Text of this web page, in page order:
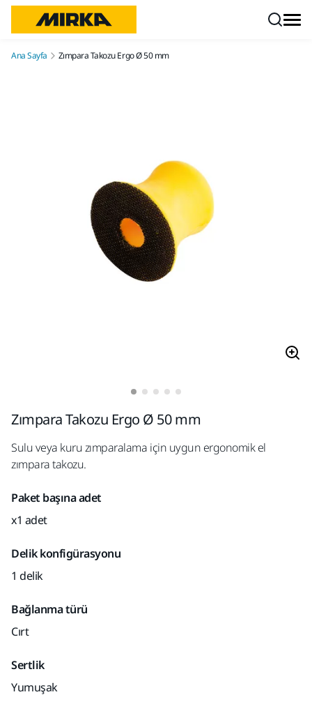
Ana Sayfa Zımpara Takozu Ergo Ø 50 mm
Zımpara Takozu Ergo Ø 50 mm
Sulu veya kuru zımparalama için uygun ergonomik el
zımpara takozu.
Paket başına adet
x1 adet
Delik konfigürasyonu
1 delik
Bağlanma türü
Cırt
Sertlik
Yumuşak